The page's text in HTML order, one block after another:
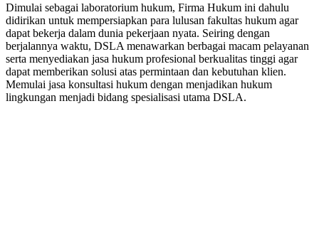
Dimulai sebagai laboratorium hukum, Firma Hukum ini dahulu
didirikan untuk mempersiapkan para lulusan fakultas hukum agar
dapat bekerja dalam dunia pekerjaan nyata. Seiring dengan
berjalannya waktu, DSLA menawarkan berbagai macam pelayanan
serta menyediakan jasa hukum profesional berkualitas tinggi agar
dapat memberikan solusi atas permintaan dan kebutuhan klien.
Memulai jasa konsultasi hukum dengan menjadikan hukum
lingkungan menjadi bidang spesialisasi utama DSLA.